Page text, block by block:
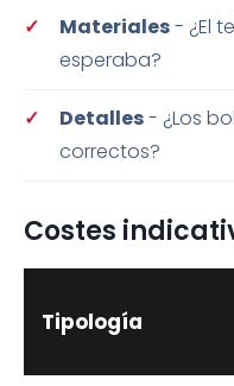
Materiales- ¿El
esperaba?
Detalles- ¿Los
correctos?
Costes
Tipología